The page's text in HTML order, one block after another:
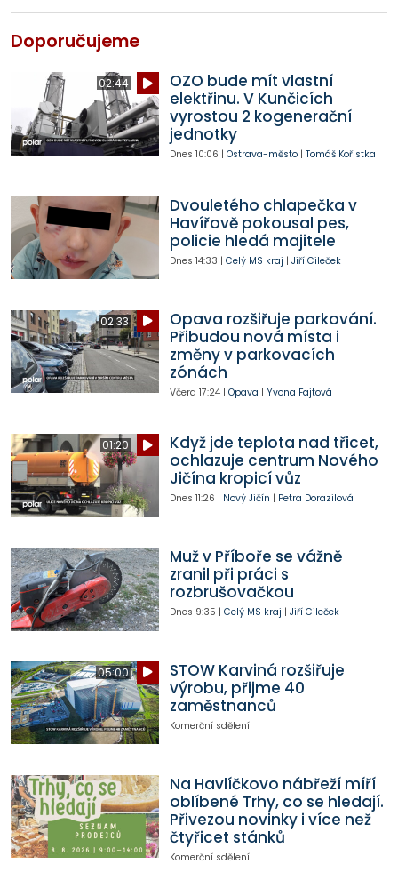
Doporučujeme
02:44
OZO bude mít vlastní
elektřinu. V Kunčicích
vyrostou 2 kogenerační
jednotky
Dnes 10:06 | Ostrava-město| Tomáš Kořistka
Dvouletého chlapečka v
Havířově pokousal pes,
policie hledá majitele
Dnes 14:33 | Celý MS kraj | Jiří Cileček
02:33
Opava rozšiřuje parkování.
Přibudou nová místa i
změny v parkovacích
zónách
Včera 17:24| Opava | Yvona Fajtová
01:20
Když jde teplota nad třicet,
ochlazuje centrum Nového
Jičína kropicí vůz
Dnes 11:26 | Nový Jičín | Petra Dorazilová
Muž v Příboře se vážně
zranil při práci s
rozbrušovačkou
Dnes 9:35 | Celý MS kraj | Jiří Cileček
05:00
STOW Karviná rozšiřuje
výrobu, přijme 40
zaměstnanců
Komerční sdělení
Na Havlíčkovo nábřeží míří
oblíbené Trhy, co se hledají.
Přivezou novinky i více než
čtyřicet stánků
Komerční sdělení